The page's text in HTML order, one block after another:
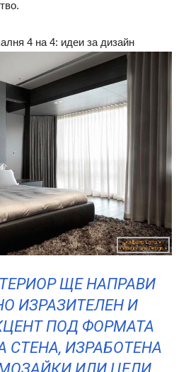
4 на 4: идеи за дизайн
ЩЕ НАПРАВИ
ИЗРАЗИТЕЛЕН И
ПОД ФОРМАТА
СТЕНА, ИЗРАБОТЕНА